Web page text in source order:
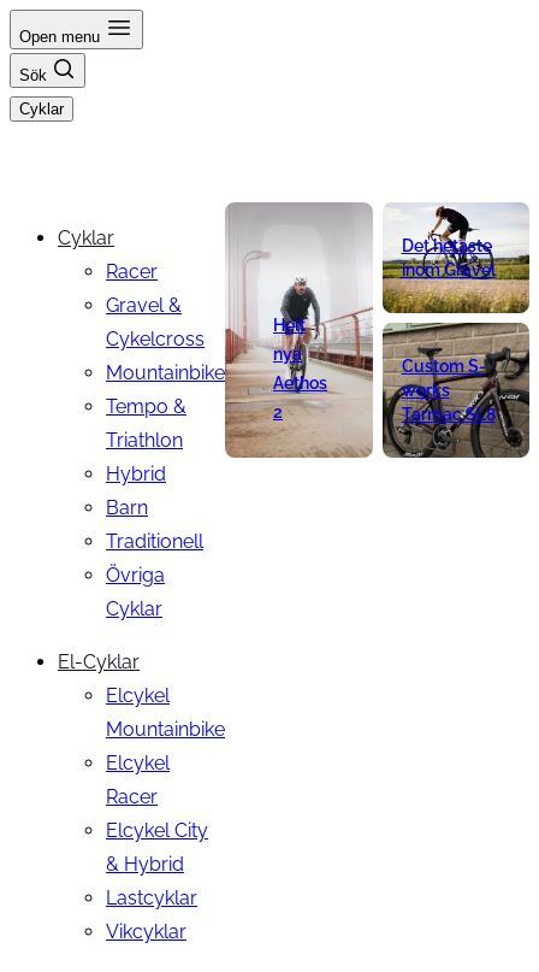
Hoppa
till
innehåll
Open menu
Sök
Cyklar
Cyklar
Racer
Gravel &
Cykelcross
Mountainbike
Tempo &
Triathlon
Hybrid
Barn
Traditionell
Övriga
Cyklar
El-Cyklar
Elcykel
Mountainbike
Elcykel
Racer
Elcykel City
& Hybrid
Lastcyklar
Vikcyklar
Helt
nya
Aethos
2
Det hetaste
inom Gravel
Custom S-
works
Tarmac SL8